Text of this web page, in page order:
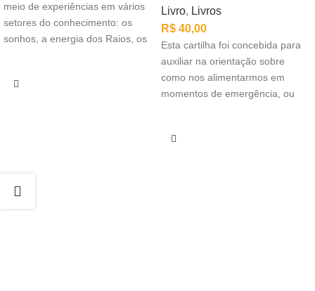
meio de experiências em vários
setores do conhecimento: os
sonhos, a energia dos Raios, os
Livro, Livros
R$ 40,00
Esta cartilha foi concebida para
auxiliar na orientação sobre
como nos alimentarmos em
momentos de emergência, ou